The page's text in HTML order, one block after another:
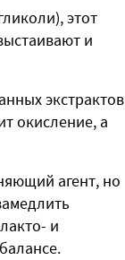
этот
и
экстрактов
окисление, а
агент, но
и